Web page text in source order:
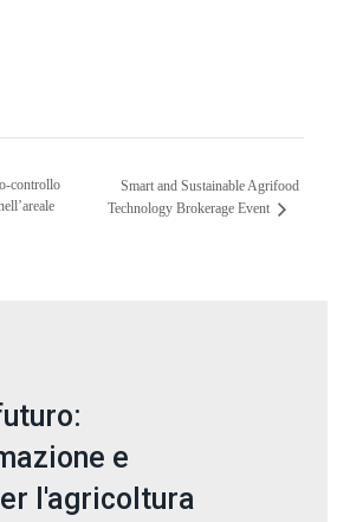
controllo
Smart and Sustainable Agrifood
Technology Brokerage Event
e
l'agricoltura